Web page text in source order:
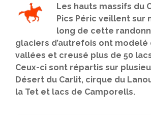
Les hauts massifs du
Pics Péric veillent sur
long de cette
glaciers d’autrefois ont modelé
vallées et creusé plus de 50
Ceux-ci sont répartis sur
Désert du Carlit, cirque du
la Tet et lacs de Camporells.